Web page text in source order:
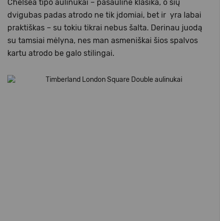
Chelsea tipo aulinukai – pasaulinė klasika, o šių
dvigubas padas atrodo ne tik įdomiai, bet ir yra labai
praktiškas – su tokiu tikrai nebus šalta. Derinau juodą
su tamsiai mėlyna, nes man asmeniškai šios spalvos
kartu atrodo be galo stilingai.